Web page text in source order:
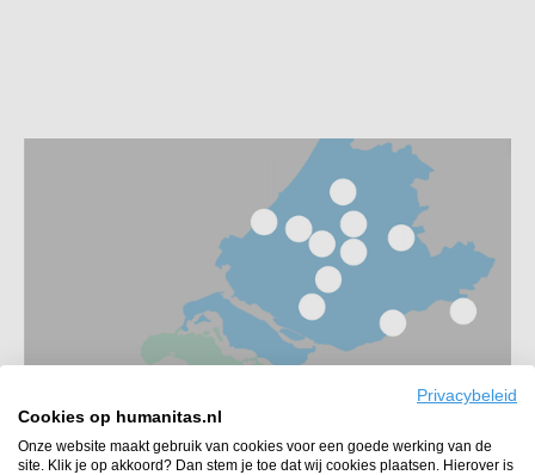
Privacybeleid
Cookies op humanitas.nl
Onze website maakt gebruik van cookies voor een goede werking van de
site. Klik je op akkoord? Dan stem je toe dat wij cookies plaatsen. Hierover is